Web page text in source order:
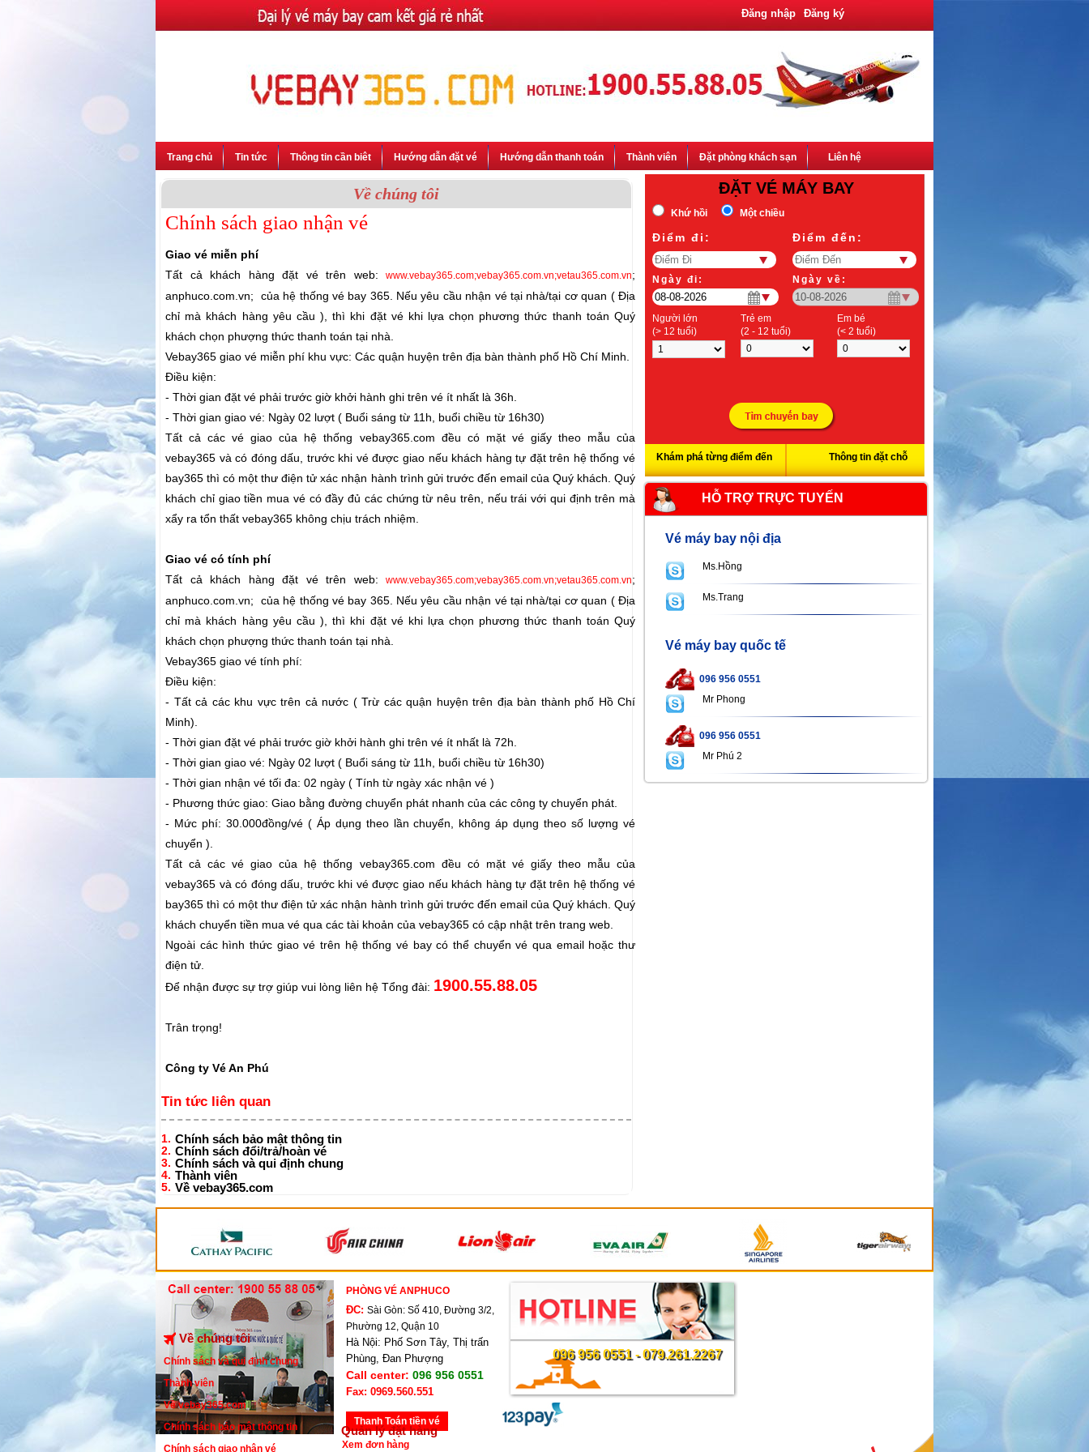
Đăng nhập Đăng ký
Trang chủ Tin tức Thông tin cần biêt Hướng dẫn đặt vé Hướng dẫn thanh toán Thành viên Đặt phòng khách sạn Liên hệ
Về chúng tôi
Chính sách giao nhận vé
Giao vé miễn phí
Tất cả khách hàng đặt vé trên web: www.vebay365.com;vebay365.com.vn;vetau365.com.vn;
anphuco.com.vn; của hệ thống vé bay 365. Nếu yêu cầu nhận vé tại nhà/tại cơ quan ( Địa
chỉ mà khách hàng yêu cầu ), thì khi đặt vé khi lựa chọn phương thức thanh toán Quý
khách chọn phượng thức thanh toán tại nhà.
Vebay365 giao vé miễn phí khu vực: Các quận huyện trên địa bàn thành phố Hồ Chí Minh.
Điều kiện:
- Thời gian đặt vé phải trước giờ khởi hành ghi trên vé ít nhất là 36h.
- Thời gian giao vé: Ngày 02 lượt ( Buổi sáng từ 11h, buổi chiều từ 16h30)
Tất cả các vé giao của hệ thống vebay365.com đều có mặt vé giấy theo mẫu của
vebay365 và có đóng dấu, trước khi vé được giao nếu khách hàng tự đặt trên hệ thống vé
bay365 thì có một thư điện tử xác nhận hành trình gửi trước đến email của Quý khách. Quý
khách chỉ giao tiền mua vé có đầy đủ các chứng từ nêu trên, nếu trái với qui định trên mà
xẩy ra tổn thất vebay365 không chịu trách nhiệm.
Giao vé có tính phí
Tất cả khách hàng đặt vé trên web: www.vebay365.com;vebay365.com.vn;vetau365.com.vn;
anphuco.com.vn; của hệ thống vé bay 365. Nếu yêu cầu nhận vé tại nhà/tại cơ quan ( Địa
chỉ mà khách hàng yêu cầu ), thì khi đặt vé khi lựa chọn phương thức thanh toán Quý
khách chọn phượng thức thanh toán tại nhà.
Vebay365 giao vé tính phí:
Điều kiện:
- Tất cả các khu vực trên cả nước ( Trừ các quận huyện trên địa bàn thành phố Hồ Chí
Minh).
- Thời gian đặt vé phải trước giờ khởi hành ghi trên vé ít nhất là 72h.
- Thời gian giao vé: Ngày 02 lượt ( Buổi sáng từ 11h, buổi chiều từ 16h30)
- Thời gian nhận vé tối đa: 02 ngày ( Tính từ ngày xác nhận vé )
- Phương thức giao: Giao bằng đường chuyển phát nhanh của các công ty chuyển phát.
- Mức phí: 30.000đồng/vé ( Áp dụng theo lần chuyển, không áp dụng theo số lượng vé
chuyển ).
Tất cả các vé giao của hệ thống vebay365.com đều có mặt vé giấy theo mẫu của
vebay365 và có đóng dấu, trước khi vé được giao nếu khách hàng tự đặt trên hệ thống vé
bay365 thì có một thư điện tử xác nhận hành trình gửi trước đến email của Quý khách. Quý
khách chuyển tiền mua vé qua các tài khoản của vebay365 có cập nhật trên trang web.
Ngoài các hình thức giao vé trên hệ thống vé bay có thể chuyển vé qua email hoặc thư
điện tử.
Để nhận được sự trợ giúp vui lòng liên hệ Tổng đài: 1900.55.88.05
Trân trọng!
Công ty Vé An Phú
Tin tức liên quan
1. Chính sách bảo mật thông tin
2. Chính sách đổi/trả/hoàn vé
3. Chính sách và qui định chung
4. Thành viên
5. Về vebay365.com
ĐẶT VÉ MÁY BAY
Một chiều
Khứ hồi
Ðiểm đi: Điểm đến:
Ngày đi: Ngày về:
Người lớn
(> 12 tuổi)
Trẻ em
(2 - 12 tuổi)
Em bé
(< 2 tuổi)
Khám phá từng điểm đến Thông tin đặt chỗ
HỖ TRỢ TRỰC TUYẾN
Vé máy bay nội địa
Ms.Hồng
Ms.Trang
Vé máy bay quốc tế
096 956 0551
Mr Phong
096 956 0551
Mr Phú 2
Về chúng tôi
Chính sách và qui định chung
Thành viên
Về vebay365.com
Chính sách bảo mật thông tin
Chính sách giao nhận vé
Quản lý đặt hàng
Xem đơn hàng
PHÒNG VÉ ANPHUCO
ĐC: Sài Gòn: Số 410, Đường 3/2,
Phường 12, Quận 10
Hà Nội: Phố Sơn Tây, Thị trấn
Phùng, Đan Phượng
Call center: 096 956 0551
Fax: 0969.560.551
Thanh Toán tiền vé
096 956 0551 - 079.261.2267